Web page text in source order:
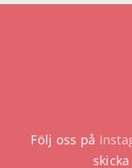
Följ oss på
skicka